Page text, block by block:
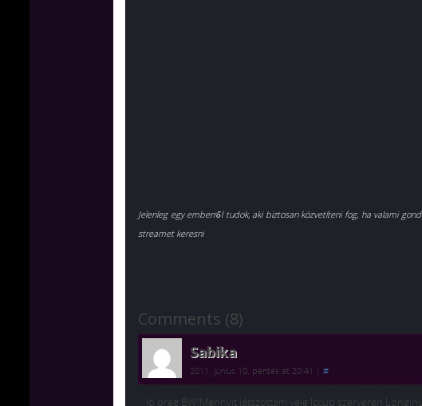
Jelenleg egy emberről tudok, aki biztosan közvetíteni fog, ha valami
streamet keresni
Comments (8)
Sabika
2011. június 10. péntek at 20:41 #
Jó öreg BW!Mennyit játszottam vele Iccup szerveren